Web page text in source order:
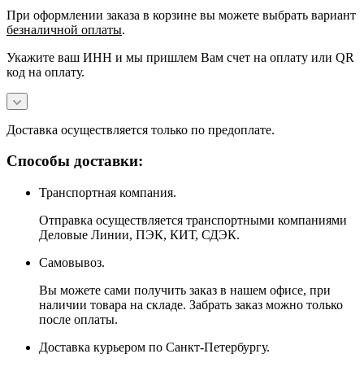
При оформлении заказа в корзине вы можете выбрать вариант
безналичной оплаты.
Укажите ваш ИНН и мы пришлем Вам счет на оплату или QR
код на оплату.
Доставка осуществляется только по предоплате.
Способы доставки:
Транспортная компания.
Отправка осуществляется транспортными компаниями
Деловые Линии, ПЭК, КИТ, СДЭК.
Самовывоз.
Вы можете сами получить заказ в нашем офисе, при
наличии товара на складе. Забрать заказ можно только
после оплаты.
Доставка курьером по Санкт-Петербургу.